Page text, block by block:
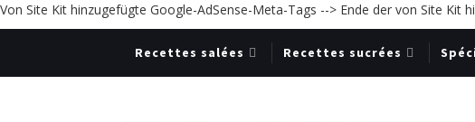
Von Site Kit hinzugefügte Google-AdSense-Meta-Tags --> Ende der von Site Kit
Recettes salées Recettes sucrées